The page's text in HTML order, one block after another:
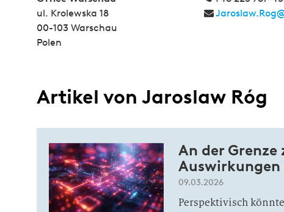
ul. Krolewska 18
00-103 Warschau
Polen
Artikel von Jaroslaw Róg
An der
09.03.2026
Perspektivisch